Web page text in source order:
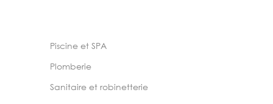
Piscine et SPA
Plomberie
Sanitaire et robinetterie